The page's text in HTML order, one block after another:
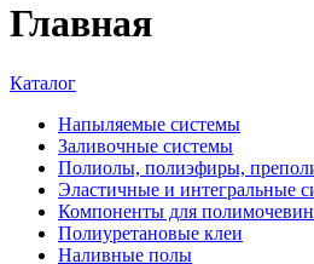
Главная
Каталог
Напыляемые системы
Заливочные системы
Полиолы, полиэфиры,
Эластичные и интегральные
Компоненты для
Полиуретановые клеи
Наливные полы